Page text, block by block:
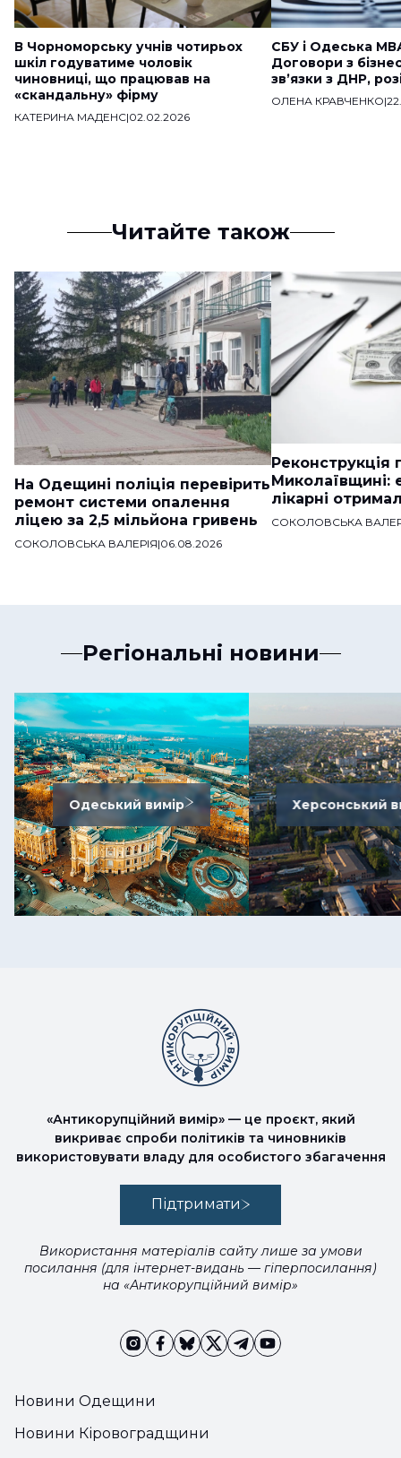
В Чорноморську учнів чотирьох
шкіл годуватиме чоловік
чиновниці, що працював на
«скандальну» фірму
КАТЕРИНА МАДЕНС|02.02.2026
СБУ і Одеська
Договори з
звʼязки з ДНР,
ОЛЕНА КРАВЧЕНКО|
Читайте також
На Одещині поліція перевірить
ремонт системи опалення
ліцею за 2,5 мільйона гривень
СОКОЛОВСЬКА ВАЛЕРІЯ|06.08.2026
Реконструкція
Миколаївщині:
лікарні
СОКОЛОВСЬКА
Регіональні новини
Одеський вимір Херсонський
Новини Одещини
Новини Кіровоградщини
«Антикорупційний вимір» — це проєкт, який
викриває спроби політиків та чиновників
використовувати владу для особистого збагачення
Підтримати
Використання матеріалів сайту лише за умови
посилання (для інтернет-видань — гіперпосилання)
на «Антикорупційний вимір»